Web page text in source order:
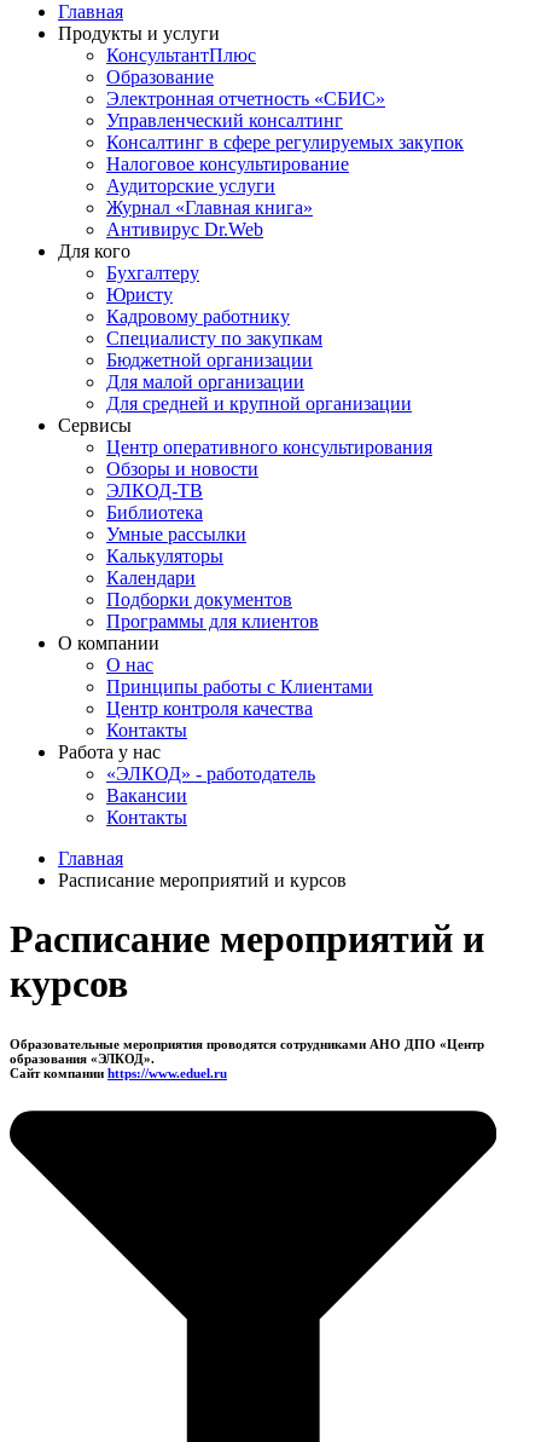
Главная
Продукты и услуги
КонсультантПлюс
Образование
Электронная отчетность «СБИС»
Управленческий консалтинг
Консалтинг в сфере регулируемых закупок
Налоговое консультирование
Аудиторские услуги
Журнал «Главная книга»
Антивирус Dr.Web
Для кого
Бухгалтеру
Юристу
Кадровому работнику
Специалисту по закупкам
Бюджетной организации
Для малой организации
Для средней и крупной организации
Сервисы
Центр оперативного консультирования
Обзоры и новости
ЭЛКОД-ТВ
Библиотека
Умные рассылки
Калькуляторы
Календари
Подборки документов
Программы для клиентов
О компании
О нас
Принципы работы с Клиентами
Центр контроля качества
Контакты
Работа у нас
«ЭЛКОД» - работодатель
Вакансии
Контакты
Главная
Расписание мероприятий и курсов
Расписание мероприятий и
курсов
Образовательные мероприятия проводятся сотрудниками АНО ДПО «Центр
образования «ЭЛКОД».
Сайт компании https://www.eduel.ru